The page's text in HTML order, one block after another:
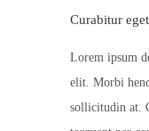
Curabitur eget
Lorem ipsum
elit. Morbi
sollicitudin at.